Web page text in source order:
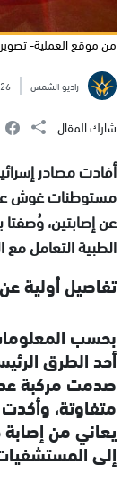
من موقع العملية-
راديو الشمس
شارك المقال
أفادت مصادر
مستوطنات غوش
عن إصابتين،
الطبية التعامل
تفاصيل أولية
بحسب
أحد الطرق
صدمت مركبة
متفاوتة،
يعاني من
إلى